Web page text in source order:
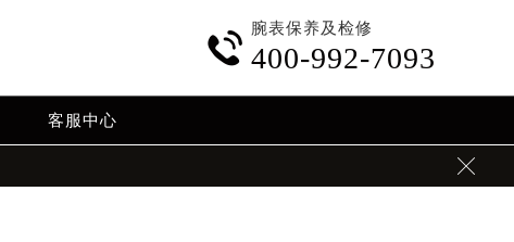

腕表保养及检修
400-992-7093
客服中心
